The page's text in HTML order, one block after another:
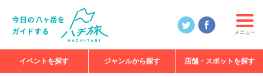
メニュー
イベントを探す ジャンルから探す 店舗・スポットを探す